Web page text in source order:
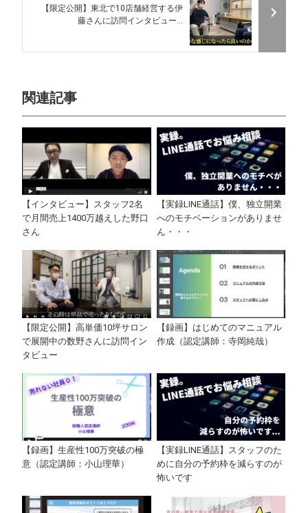
【限定公開】東北で10店舗経営する伊
藤さんに訪問インタビュー...
関連記事
【インタビュー】スタッフ2名
で月間売上1400万越えした野口
さん
【実録LINE通話】僕、独立開業
へのモチベーションがありませ
ん・・・
【限定公開】高単価10坪サロン
で展開中の数野さんに訪問イン
タビュー
【録画】はじめてのマニュアル
作成（認定講師：寺岡純哉）
【録画】生産性100万突破の極
意（認定講師：小山理華）
【実録LINE通話】スタッフのた
めに自分の予約枠を減らすのが
怖いです